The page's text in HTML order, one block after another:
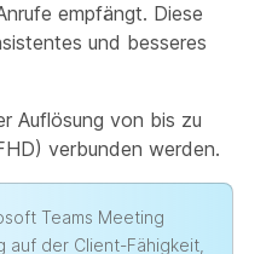
empfängt. Diese
und besseres
Auflösung von bis zu
verbunden werden.
Teams Meeting
auf der Client-Fähigkeit,